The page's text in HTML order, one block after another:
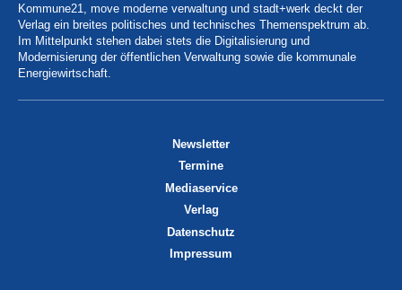
Kommune21, move moderne verwaltung und stadt+werk deckt der
Verlag ein breites politisches und technisches Themenspektrum ab.
Im Mittelpunkt stehen dabei stets die Digitalisierung und
Modernisierung der öffentlichen Verwaltung sowie die kommunale
Energiewirtschaft.
Newsletter
Termine
Mediaservice
Verlag
Datenschutz
Impressum